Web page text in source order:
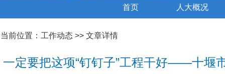
首页 人大概况
当前位置： 工作动态 >> 文章详情
一定要把这项“钉钉子”工程干好——十堰